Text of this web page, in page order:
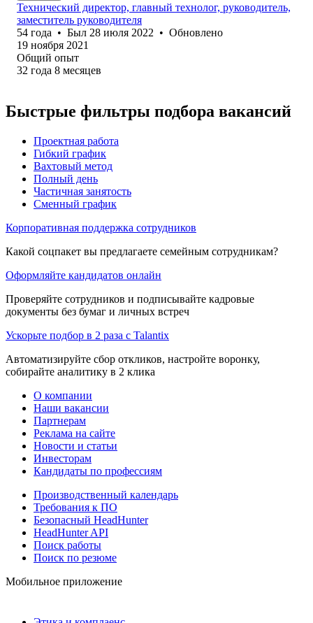
Технический директор, главный технолог, руководитель,
заместитель руководителя
54 года • Был 28 июля 2022 • Обновлено
19 ноября 2021
Общий опыт
32 года 8 месяцев
Быстрые фильтры подбора вакансий
Проектная работа
Гибкий график
Вахтовый метод
Полный день
Частичная занятость
Сменный график
Корпоративная поддержка сотрудников
Какой соцпакет вы предлагаете семейным сотрудникам?
Оформляйте кандидатов онлайн
Проверяйте сотрудников и подписывайте кадровые
документы без бумаг и личных встреч
Ускорьте подбор в 2 раза с Talantix
Автоматизируйте сбор откликов, настройте воронку,
собирайте аналитику в 2 клика
О компании
Наши вакансии
Партнерам
Реклама на сайте
Новости и статьи
Инвесторам
Кандидаты по профессиям
Производственный календарь
Требования к ПО
Безопасный HeadHunter
HeadHunter API
Поиск работы
Поиск по резюме
Мобильное приложение